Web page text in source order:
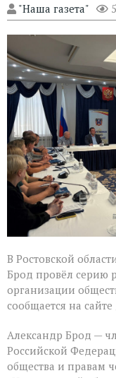
"Наша газета"
В Ростовской
Брод провёл серию
организации
сообщается на
Александр Брод —
Российской
общества и правам